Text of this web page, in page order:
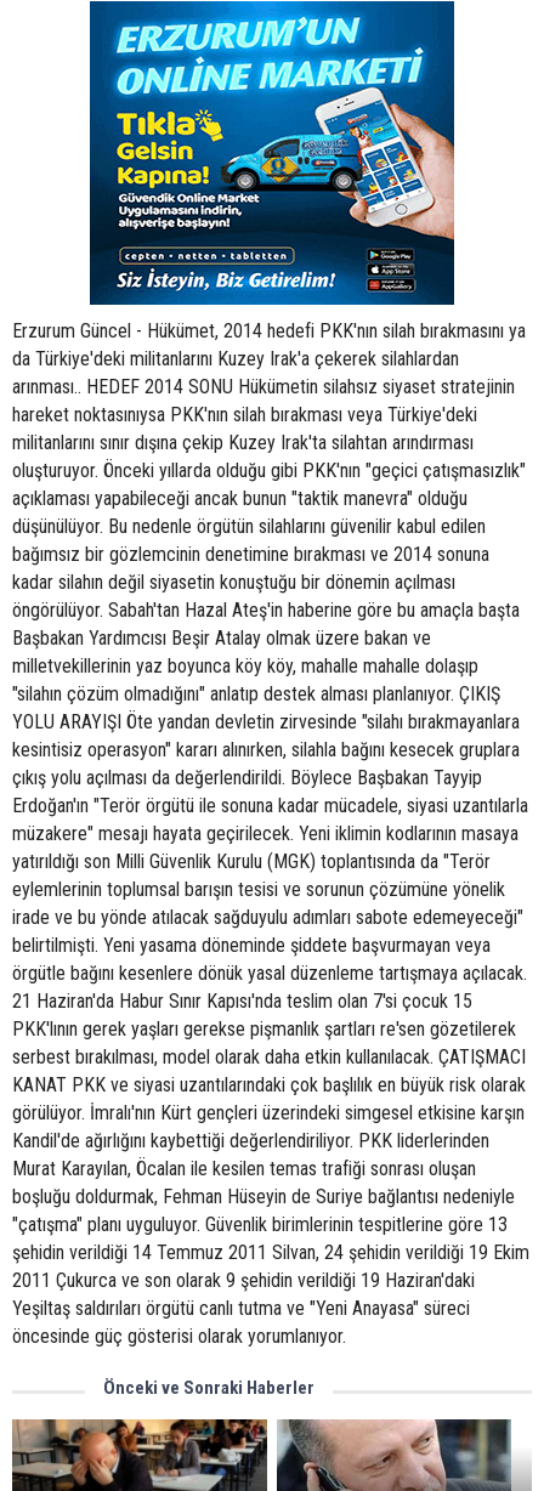
Erzurum Güncel - Hükümet, 2014 hedefi PKK'nın silah bırakmasını ya
da Türkiye'deki militanlarını Kuzey Irak'a çekerek silahlardan
arınması.. HEDEF 2014 SONU Hükümetin silahsız siyaset stratejinin
hareket noktasınıysa PKK'nın silah bırakması veya Türkiye'deki
militanlarını sınır dışına çekip Kuzey Irak'ta silahtan arındırması
oluşturuyor. Önceki yıllarda olduğu gibi PKK'nın "geçici çatışmasızlık"
açıklaması yapabileceği ancak bunun "taktik manevra" olduğu
düşünülüyor. Bu nedenle örgütün silahlarını güvenilir kabul edilen
bağımsız bir gözlemcinin denetimine bırakması ve 2014 sonuna
kadar silahın değil siyasetin konuştuğu bir dönemin açılması
öngörülüyor. Sabah'tan Hazal Ateş'in haberine göre bu amaçla başta
Başbakan Yardımcısı Beşir Atalay olmak üzere bakan ve
milletvekillerinin yaz boyunca köy köy, mahalle mahalle dolaşıp
"silahın çözüm olmadığını" anlatıp destek alması planlanıyor. ÇIKIŞ
YOLU ARAYIŞI Öte yandan devletin zirvesinde "silahı bırakmayanlara
kesintisiz operasyon" kararı alınırken, silahla bağını kesecek gruplara
çıkış yolu açılması da değerlendirildi. Böylece Başbakan Tayyip
Erdoğan'ın "Terör örgütü ile sonuna kadar mücadele, siyasi uzantılarla
müzakere" mesajı hayata geçirilecek. Yeni iklimin kodlarının masaya
yatırıldığı son Milli Güvenlik Kurulu (MGK) toplantısında da "Terör
eylemlerinin toplumsal barışın tesisi ve sorunun çözümüne yönelik
irade ve bu yönde atılacak sağduyulu adımları sabote edemeyeceği"
belirtilmişti. Yeni yasama döneminde şiddete başvurmayan veya
örgütle bağını kesenlere dönük yasal düzenleme tartışmaya açılacak.
21 Haziran'da Habur Sınır Kapısı'nda teslim olan 7'si çocuk 15
PKK'lının gerek yaşları gerekse pişmanlık şartları re'sen gözetilerek
serbest bırakılması, model olarak daha etkin kullanılacak. ÇATIŞMACI
KANAT PKK ve siyasi uzantılarındaki çok başlılık en büyük risk olarak
görülüyor. İmralı'nın Kürt gençleri üzerindeki simgesel etkisine karşın
Kandil'de ağırlığını kaybettiği değerlendiriliyor. PKK liderlerinden
Murat Karayılan, Öcalan ile kesilen temas trafiği sonrası oluşan
boşluğu doldurmak, Fehman Hüseyin de Suriye bağlantısı nedeniyle
"çatışma" planı uyguluyor. Güvenlik birimlerinin tespitlerine göre 13
şehidin verildiği 14 Temmuz 2011 Silvan, 24 şehidin verildiği 19 Ekim
2011 Çukurca ve son olarak 9 şehidin verildiği 19 Haziran'daki
Yeşiltaş saldırıları örgütü canlı tutma ve "Yeni Anayasa" süreci
öncesinde güç gösterisi olarak yorumlanıyor.
Önceki ve Sonraki Haberler